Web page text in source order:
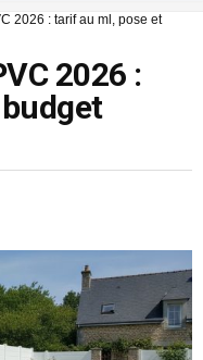
2026 : tarif au ml, pose et
2026 :